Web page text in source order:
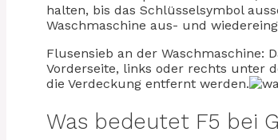
halten, bis das Schlüsselsymbol
Waschmaschine aus- und
Flusensieb an der Waschmaschine:
Vorderseite, links oder rechts unter
die Verdeckung entfernt werden.
Was bedeutet F5 bei